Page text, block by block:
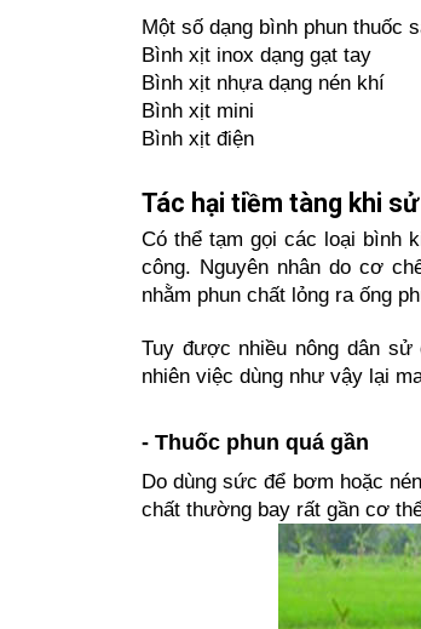
Một số dạng bình phun thuốc
Bình xịt inox dạng gạt tay
Bình xịt nhựa dạng nén khí
Bình xịt mini
Bình xịt điện
Tác hại tiềm tàng khi
Có thể tạm gọi các loại bình
công. Nguyên nhân do cơ
nhằm phun chất lỏng ra ống
Tuy được nhiều nông dân
nhiên việc dùng như vậy lại
- Thuốc phun quá gần
Do dùng sức để bơm hoặc
chất thường bay rất gần cơ